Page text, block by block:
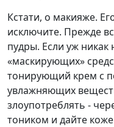
Кстати, о макияже.
исключите. Прежде
пудры. Если уж никак
«маскирующих»
тонирующий крем с
увлажняющих
злоупотреблять -
тоником и дайте